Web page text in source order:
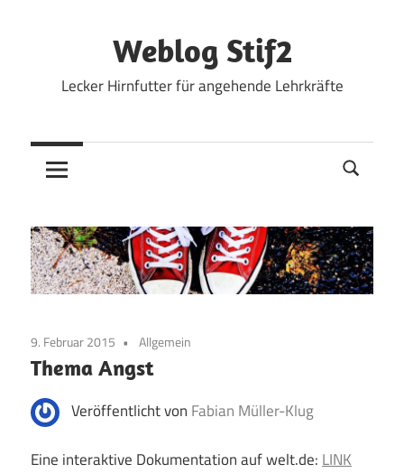
Weblog Stif2
Lecker Hirnfutter für angehende Lehrkräfte
9. Februar 2015 Allgemein
Thema Angst
Veröffentlicht von Fabian Müller-Klug
Eine interaktive Dokumentation auf welt.de:LINK